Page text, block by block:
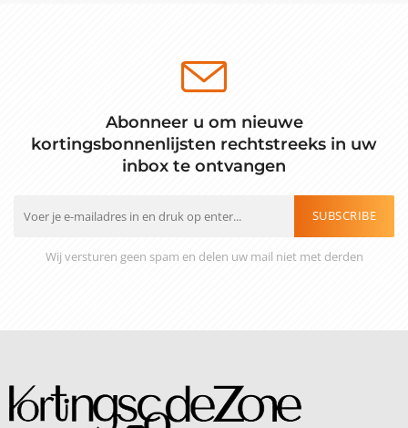
Abonneer u om nieuwe
kortingsbonnenlijsten rechtstreeks in uw
inbox te ontvangen
SUBSCRIBE
Wij versturen geen spam en delen uw mail niet met derden